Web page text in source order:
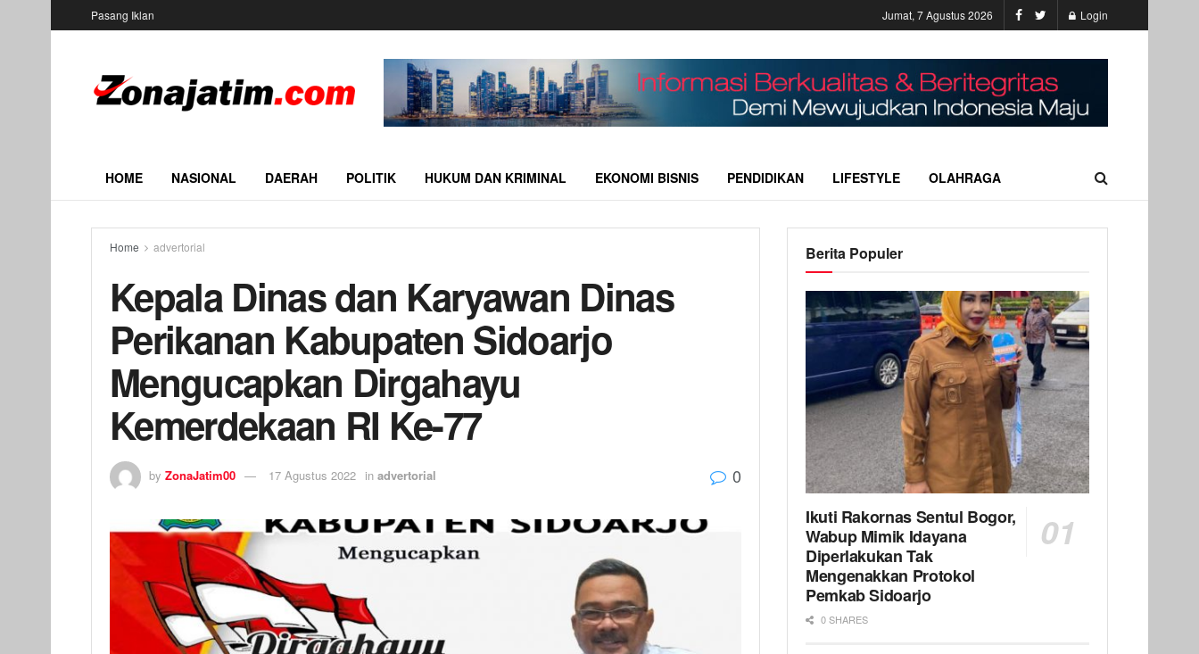
Pasang Iklan Jumat, 7 Agustus 2026 Login
HOME NASIONAL DAERAH POLITIK HUKUM DAN KRIMINAL EKONOMI BISNIS PENDIDIKAN LIFESTYLE OLAHRAGA
Home advertorial
Kepala Dinas dan Karyawan Dinas
Perikanan Kabupaten Sidoarjo
Mengucapkan Dirgahayu
Kemerdekaan RI Ke-77
by ZonaJatim00 17 Agustus 2022 in advertorial 0
Berita Populer
Ikuti Rakornas Sentul Bogor,
Wabup Mimik Idayana
Diperlakukan Tak
Mengenakkan Protokol
Pemkab Sidoarjo
0 SHARES